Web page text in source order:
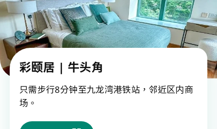
彩颐居 | 牛头角
只需步行8分钟至九龙湾港铁站，邻近区内商
场。